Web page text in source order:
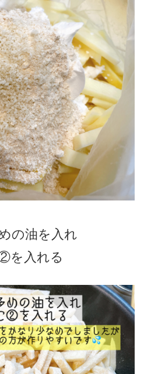
の油を入れ
を入れる